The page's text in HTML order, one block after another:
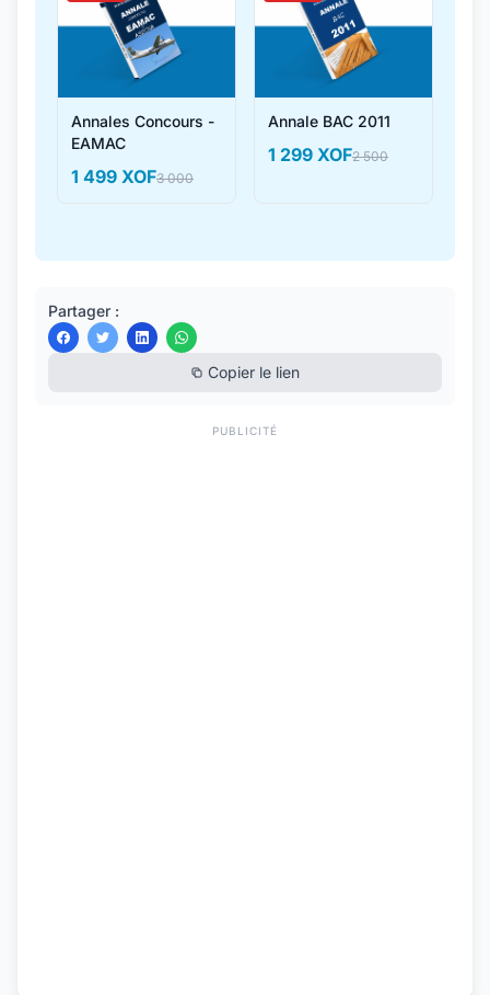
Annales Concours -
EAMAC
1 499 XOF3 000
Annale BAC 2011
1 299 XOF2 500
Partager :
Copier le lien
PUBLICITÉ